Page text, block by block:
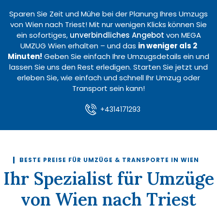
Sparen Sie Zeit und Mühe bei der Planung Ihres Umzugs
von Wien nach Triest! Mit nur wenigen Klicks können Sie
ein sofortiges, unverbindliches Angebot von MEGA
UMZUG Wien erhalten – und das in weniger als 2
Minuten! Geben Sie einfach Ihre Umzugsdetails ein und
lassen Sie uns den Rest erledigen. Starten Sie jetzt und
erleben Sie, wie einfach und schnell Ihr Umzug oder
Transport sein kann!
+4314171293
BESTE PREISE FÜR UMZÜGE & TRANSPORTE IN WIEN
Ihr Spezialist für Umzüge
von Wien nach Triest